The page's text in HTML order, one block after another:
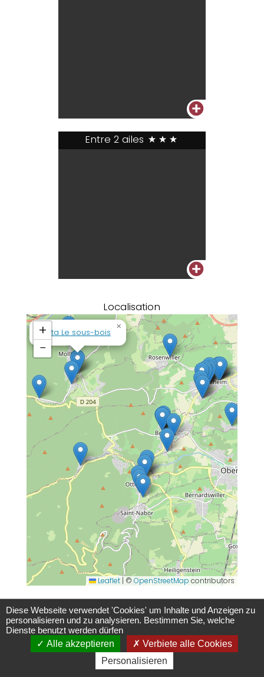
+
Entre 2 ailes ***
+
Localisation
Kota Le sous-bois ×
+
−
Leaflet | ©OpenStreetMap contributors
Ihnen gefällt unsere Region um den
Odilienberg ?
Teilen Sie Ihre Eindrücke !
Diese Webseite verwendet 'Cookies' um Inhalte und Anzeigen zu
personalisieren und zu analysieren. Bestimmen Sie, welche
Dienste benutzt werden dürfen
Alle akzeptieren
Verbiete alle Cookies
Personalisieren